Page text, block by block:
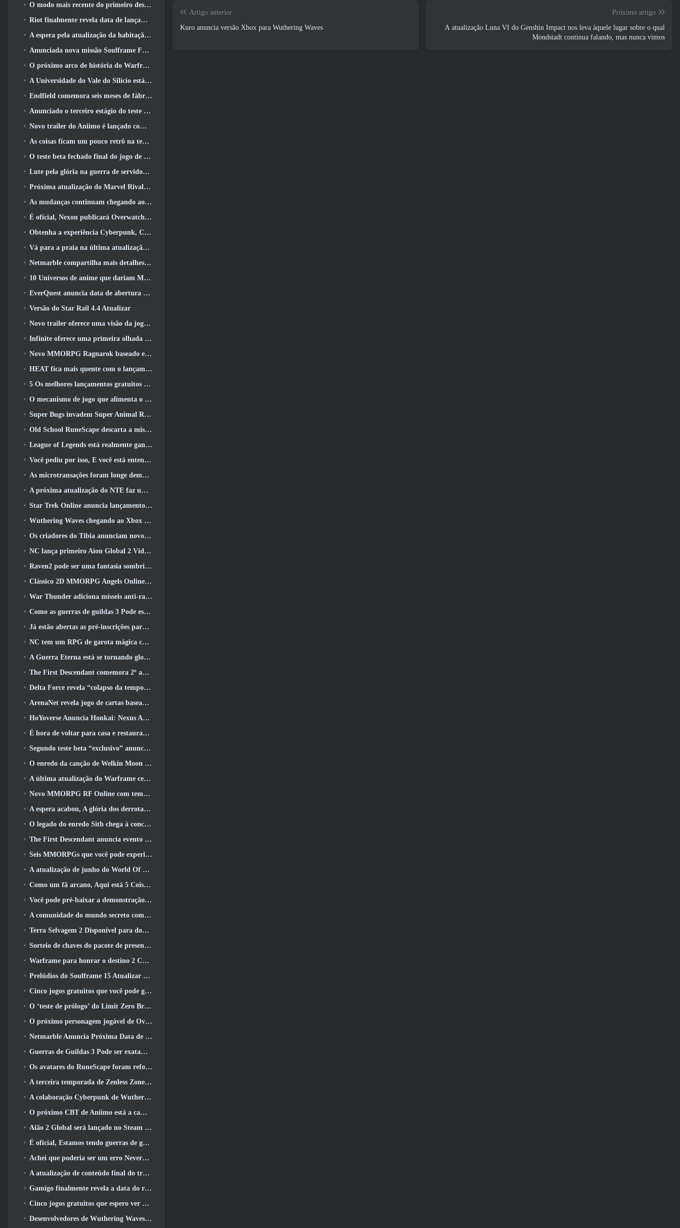
Artigo anterior
Kuro anuncia versão Xbox para Wuthering Waves
Próximo artigo
A atualização Luna VI do Genshin Impact nos leva àquele lugar sobre o qual
Mondstadt continua falando, mas nunca vimos
O modo mais recente do primeiro descendente reúne batalhas difíceis de interceptação de vazio e as profundezas
Riot finalmente revela data de lançamento do modo clássico de League Of Legends
A espera pela atualização da habitação dos grandes jogadores do RuneScape acabou
Anunciada nova missão Soulframe Fable
O próximo arco de história do Warframe leva os jogadores a um novo mapa estelar, O Sistema Tau
A Universidade do Vale do Silício está oferecendo bolsas de estudo para jogos e alguns dos requisitos são interessantes
Endfield comemora seis meses de fábricas e tirolesas durante sua próxima atualização
Anunciado o terceiro estágio do teste beta fechado das batalhas de infantaria do War Thunder
Novo trailer do Aniimo é lançado com o lançamento do último teste beta fechado
As coisas ficam um pouco retrô na temporada final 11 Atualizar
O teste beta fechado final do jogo de tiro F2P da Nexon Sudden Attack Zero Point começou hoje
Lute pela glória na guerra de servidores do Lineage II
Próxima atualização do Marvel Rivals leva a luta até os deuses
As mudanças continuam chegando ao RuneScape. Desta vez é a habitação do jogador
É oficial, Nexon publicará Overwatch na Coreia do Sul daqui para frente
Obtenha a experiência Cyberpunk, Completo com ciberpsicose, No próximo evento de crossover do Apex Legends
Vá para a praia na última atualização de Palia
Netmarble compartilha mais detalhes sobre o próximo jogo de nivelamento solo, Nivelamento Solo: KARMA na Anime Expo
10 Universos de anime que dariam MMOs incríveis
EverQuest anuncia data de abertura do segundo 2026 Servidor de expansão bloqueado por tempo
Versão do Star Rail 4.4 Atualizar
Novo trailer oferece uma visão da jogabilidade no Silver Palace
Infinite oferece uma primeira olhada no herói parecido com uma sereia chegando no SS13: Pós-luz
Novo MMORPG Ragnarok baseado em navegador, Anunciado o Universo Ragnarok
HEAT fica mais quente com o lançamento de um novo mapa do deserto
5 Os melhores lançamentos gratuitos para jogar 2025, Ainda vale a pena jogar 2026?
O mecanismo de jogo que alimenta o universo de fragmentos únicos do Eve Online agora é de código aberto
Super Bugs invadem Super Animal Royale na atualização ‘Super Natural’
Old School RuneScape descarta a missão do Grande Mestre ‘The Blood Moon Rises’, Encerrando uma missão de 20 anos
League of Legends está realmente ganhando um modo clássico
Você pediu por isso, E você está entendendo. Guildas agora estão disponíveis em Eterspire
As microtransações foram longe demais em jogos gratuitos?
A próxima atualização do NTE faz uma pequena viagem paralela a um jogo de mesa de fantasia
Star Trek Online anuncia lançamento da próxima temporada “Undiscovered”
Wuthering Waves chegando ao Xbox junto com a versão 3.5 Atualizar
Os criadores do Tibia anunciam novo teste do MMORPG de zumbis da velha escola, Persistir on-line
NC lança primeiro Aion Global 2 Vídeo do desenvolvedor, Compartilhando detalhes sobre o jogo
Raven2 pode ser uma fantasia sombria, Mas isso não impede a diversão do verão
Clássico 2D MMORPG Angels Online Global é lançado hoje
War Thunder adiciona mísseis anti-radiação e medidas de suporte eletrônico na atualização da cavalaria pesada
Como as guerras de guildas 3 Pode estar procurando inovar no espaço MMO
Já estão abertas as pré-inscrições para o MIRESI da Smilegate: Futuro Invisível
NC tem um RPG de garota mágica com um estilo de arte inspirado em anime dos anos 90 em desenvolvimento
A Guerra Eterna está se tornando global no Steam
The First Descendant comemora 2º aniversário com Descendant Fest 2026 Fluxo
Delta Force revela “colapso da temporada”, Anuncia colaboração Rainbow Six Siege
ArenaNet revela jogo de cartas baseado em Guild Wars, Enevoado
HoYoverse Anuncia Honkai: Nexus Anime “Teste de evolução”
É hora de voltar para casa e restaurar o retiro feliz onde os ventos se encontram
Segundo teste beta “exclusivo” anunciado para atiradores de sobrevivência em equipe
O enredo da canção de Welkin Moon de Genshin Impact chega ao fim.. Na lua
A última atualização do Warframe celebra todos os pais do espaço
Novo MMORPG RF Online com tema Mech da Netmarble será lançado globalmente
A espera acabou, A glória dos derrotados voltou
O legado do enredo Sith chega à conclusão hoje na última atualização do SWTOR
The First Descendant anuncia evento de colaboração EVANGELION
Seis MMORPGs que você pode experimentar durante o Steam Next Fest
A atualização de junho do World Of Warships comemora o Dia da Independência dos EUA com uma nova campanha narrativa
Como um fã arcano, Aqui está 5 Coisas que quero ver do MMO Riot
Você pode pré-baixar a demonstração do Steam Next Fest de Embers Of The Uncrowned Tomorrow
A comunidade do mundo secreto comemora o 14º aniversário com um mistério que eles devem resolver juntos
Terra Selvagem 2 Disponível para download gratuitamente (E manter) Por tempo limitado
Sorteio de chaves do pacote de presente Crystal Saga Nova
Warframe para honrar o destino 2 Com atividade e título especiais no jogo
Prelúdios do Soulframe 15 Atualizar saque e pesca de retrabalhos
Cinco jogos gratuitos que você pode gostar de experimentar durante o Bullet Fest
O ‘teste de prólogo’ do Limit Zero Breakers começa hoje
O próximo personagem jogável de Overwatch parece ser um chefe do crime ciborgue sobrecarregado
Netmarble Anuncia Próxima Data de Lançamento Global RF Online
Guerras de Guildas 3 Pode ser exatamente o que a indústria de MMO precisa agora
Os avatares do RuneScape foram reformulados na maior atualização visual do jogo nos últimos dez anos
A terceira temporada de Zenless Zone Zero começa com uma viagem para uma ilha Bangboo no céu, E para a plataforma Steam
A colaboração Cyberpunk de Wuthering Waves é exatamente o que eu quero dos meus eventos de crossover de videogame
O próximo CBT de Aniimo está a caminho… E, Temos uma janela oficial de lançamento
Aião 2 Global será lançado no Steam e no Purple ainda este ano
É oficial, Estamos tendo guerras de guildas 3
Achei que poderia ser um erro Neverness To Everness ter o evento Porsche Collab Gacha tão cedo, Mas eu estava errado
A atualização de conteúdo final do trailer de Destiny 2 é um grito de guerra
Gamigo finalmente revela a data do retorno de Gloria Victis, Será que sobreviverá na segunda vez?
Cinco jogos gratuitos que espero ver durante o Summer Game Fest
Desenvolvedores de Wuthering Waves discutem a criação da sequência de batalha Lahai-Roi Mech